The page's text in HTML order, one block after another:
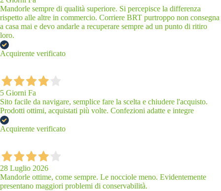
Mandorle sempre di qualità superiore. Si percepisce la differenza
rispetto alle altre in commercio. Corriere BRT purtroppo non consegna
a casa mai e devo andarle a recuperare sempre ad un punto di ritiro
loro.
Acquirente verificato
5 Giorni Fa
Sito facile da navigare, semplice fare la scelta e chiudere l'acquisto.
Prodotti ottimi, acquistati più volte. Confezioni adatte e integre
Acquirente verificato
28 Luglio 2026
Mandorle ottime, come sempre. Le nocciole meno. Evidentemente
presentano maggiori problemi di conservabilità.